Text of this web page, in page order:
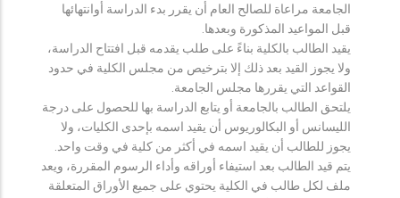
الجامعة مراعاة للصالح العام أن يقرر بدء الدراسة أوانتهائها
قبل المواعيد المذكورة وبعدها.
يقيد الطالب بالكلية بناءً على طلب يقدمه قبل افتتاح الدراسة،
ولا يجوز القيد بعد ذلك إلا بترخيص من مجلس الكلية في حدود
القواعد التي يقررها مجلس الجامعة.
يلتحق الطالب بالجامعة أو يتابع الدراسة بها للحصول على درجة
الليسانس أو البكالوريوس أن يقيد اسمه بإحدى الكليات، ولا
يجوز للطالب أن يقيد اسمه في أكثر من كلية في وقت واحد.
يتم قيد الطالب بعد استيفاء أوراقه وأداء الرسوم المقررة، ويعد
ملف لكل طالب في الكلية يحتوي على جميع الأوراق المتعلقة